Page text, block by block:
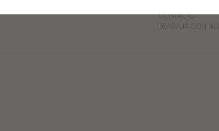
CONTACTO
TRABAJA CON